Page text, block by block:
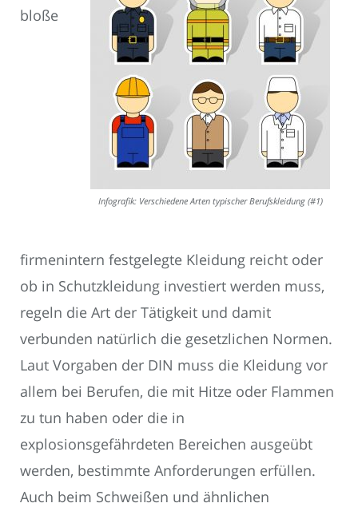
Infografik: Verschiedene Arten typischer Berufskleidung (#1)
bloße
firmenintern festgelegte Kleidung reicht oder
ob in Schutzkleidung investiert werden muss,
regeln die Art der Tätigkeit und damit
verbunden natürlich die gesetzlichen Normen.
Laut Vorgaben der DIN muss die Kleidung vor
allem bei Berufen, die mit Hitze oder Flammen
zu tun haben oder die in
explosionsgefährdeten Bereichen ausgeübt
werden, bestimmte Anforderungen erfüllen.
Auch beim Schweißen und ähnlichen